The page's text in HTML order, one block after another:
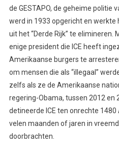
de GESTAPO, de geheime politie
werd in 1933 opgericht en
uit het “Derde Rijk” te elimineren.
enige president die ICE heeft
Amerikaanse burgers te
om mensen die als “illegaal”
zelfs als ze de Amerikaanse
regering-Obama, tussen 2012 en
detineerde ICE ten onrechte
velen maanden of jaren in
doorbrachten.